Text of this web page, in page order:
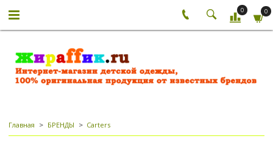
0 0
Главная БРЕНДЫ Carters